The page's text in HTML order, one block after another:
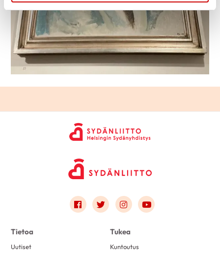
Link to facebook
Link to twitter
Link to instagram
Link to youtube
Tietoa
Uutiset
Tukea
Kuntoutus